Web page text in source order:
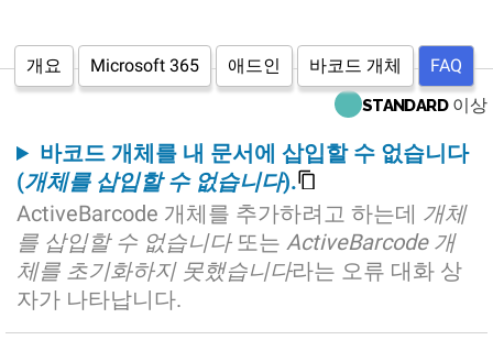
개요 Microsoft 365 애드인 바코드 개체 FAQ
STANDARD이상
바코드 개체를 내 문서에 삽입할 수 없습니다
(개체를 삽입할 수 없습니다).
ActiveBarcode 개체를 추가하려고 하는데 개체
를 삽입할 수 없습니다또는 ActiveBarcode 개
체를 초기화하지 못했습니다라는 오류 대화 상
자가 나타납니다.